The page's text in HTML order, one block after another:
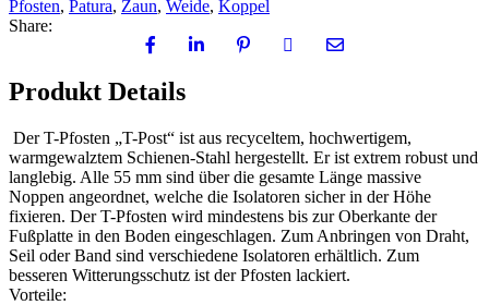
Pfosten, Patura, Zaun, Weide, Koppel
Share:
Produkt Details
Der T-Pfosten „T-Post“ ist aus recyceltem, hochwertigem,
warmgewalztem Schienen-Stahl hergestellt. Er ist extrem robust und
langlebig. Alle 55 mm sind über die gesamte Länge massive
Noppen angeordnet, welche die Isolatoren sicher in der Höhe
fixieren. Der T-Pfosten wird mindestens bis zur Oberkante der
Fußplatte in den Boden eingeschlagen. Zum Anbringen von Draht,
Seil oder Band sind verschiedene Isolatoren erhältlich. Zum
besseren Witterungsschutz ist der Pfosten lackiert.
Vorteile: